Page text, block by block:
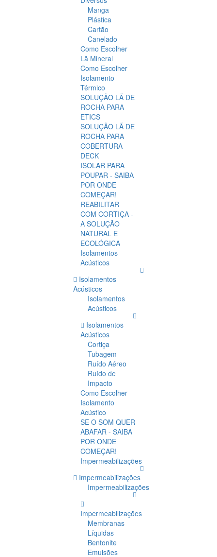
Manga
Plástica
Cartão
Canelado
Como Escolher
Lã Mineral
Como Escolher
Isolamento
Térmico
SOLUÇÃO LÃ DE
ROCHA PARA
ETICS
SOLUÇÃO LÃ DE
ROCHA PARA
COBERTURA
DECK
ISOLAR PARA
POUPAR - SAIBA
POR ONDE
COMEÇAR!
REABILITAR
COM CORTIÇA -
A SOLUÇÃO
NATURAL E
ECOLÓGICA
Isolamentos
Acústicos
Isolamentos
Acústicos
Isolamentos
Acústicos
Isolamentos
Acústicos
Cortiça
Tubagem
Ruído Aéreo
Ruído de
Impacto
Como Escolher
Isolamento
Acústico
SE O SOM QUER
ABAFAR - SAIBA
POR ONDE
COMEÇAR!
Impermeabilizações
Impermeabilizações
Impermeabilizações
Impermeabilizações
Membranas
Líquidas
Bentonite
Emulsões